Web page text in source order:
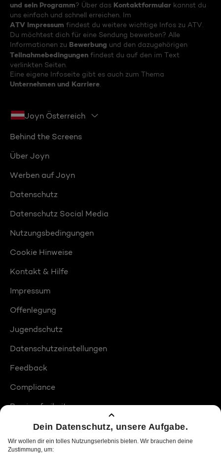
und sein Programm? Über das Kontaktformular kannst du
uns einfach und schnell erreichen. Im
ATV Impressum findest du weitere wichtige Infos zu ATV.
Du möchtest dich für eine Sendung bewerben? Alle
Informationen zu Bewerbung und den dazugehörigen
Teilnahmebedingungen findest du auf den im Text
verlinkten Seiten.
Eine eigene Infoseite gibt es auch zum Thema
Unternehmen und Karriere
Joyn Österreich
Behind the Screens
Über Joyn
Werben auf Joyn
Datenschutz
Datenschutz Social Media
Nutzungsbedingungen
Cookie Hinweise
Kontakt & Hilfe
Impressum
Offenlegung
Jugendschutz
Datenschutzeinstellungen
Feedback
Compliance
Barrierefreiheit
Produktplatzierungen